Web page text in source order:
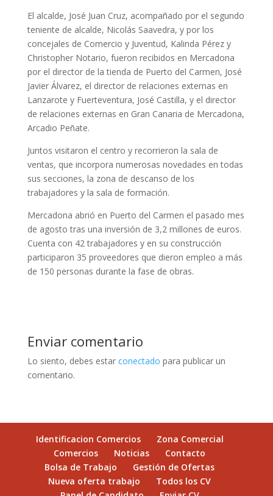
El alcalde, José Juan Cruz, acompañado por el segundo
teniente de alcalde, Nicolás Saavedra, y por los
concejales de Comercio y Juventud, Kalinda Pérez y
Christopher Notario, fueron recibidos en Mercadona
por el director de la tienda de Puerto del Carmen, José
Javier Álvarez, el director de relaciones externas en
Lanzarote y Fuerteventura, José Castilla, y el director
de relaciones externas en Gran Canaria de Mercadona,
Arcadio Peñate.
Juntos visitaron el centro y recorrieron la sala de
ventas, que incorpora numerosas novedades en todas
sus secciones, la zona de descanso de los
trabajadores y la sala de formación.
Mercadona abrió en Puerto del Carmen el pasado mes
de agosto tras una inversión de 3,2 millones de euros.
Cuenta con 42 trabajadores y en su construcción
participaron 35 proveedores que dieron empleo a más
de 150 personas durante la fase de obras.
Enviar comentario
Lo siento, debes estar conectado para publicar un
comentario.
Identificacion Comercios
Zona Comercial
Comercios
Noticias
Contacto
Bolsa de Trabajo
Gestión de Ofertas
Nueva oferta trabajo
Todos los CV